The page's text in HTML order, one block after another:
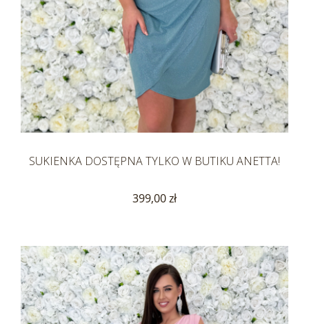
SUKIENKA DOSTĘPNA TYLKO W BUTIKU ANETTA!
399,00 zł